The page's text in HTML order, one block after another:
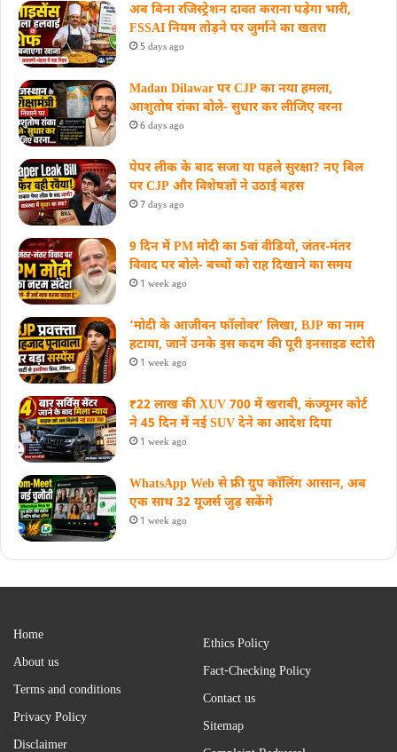
अब बिना रजिस्ट्रेशन दावत कराना पड़ेगा भारी,
FSSAI नियम तोड़ने पर जुर्माने का खतरा
5 days ago
Madan Dilawar पर CJP का नया हमला,
आशुतोष रांका बोले- सुधार कर लीजिए वरना
6 days ago
पेपर लीक के बाद सजा या पहले सुरक्षा? नए बिल
पर CJP और विशेषज्ञों ने उठाई बहस
7 days ago
9 दिन में PM मोदी का 5वां वीडियो, जंतर-मंतर
विवाद पर बोले- बच्चों को राह दिखाने का समय
1 week ago
‘मोदी के आजीवन फॉलोवर’ लिखा, BJP का नाम
हटाया, जानें उनके इस कदम की पूरी इनसाइड स्‍टोरी
1 week ago
₹22 लाख की XUV 700 में खराबी, कंज्यूमर कोर्ट
ने 45 दिन में नई SUV देने का आदेश दिया
1 week ago
WhatsApp Web से फ्री ग्रुप कॉलिंग आसान, अब
एक साथ 32 यूजर्स जुड़ सकेंगे
1 week ago
Home
About us
Terms and conditions
Privacy Policy
Disclaimer
Ethics Policy
Fact-Checking Policy
Contact us
Sitemap